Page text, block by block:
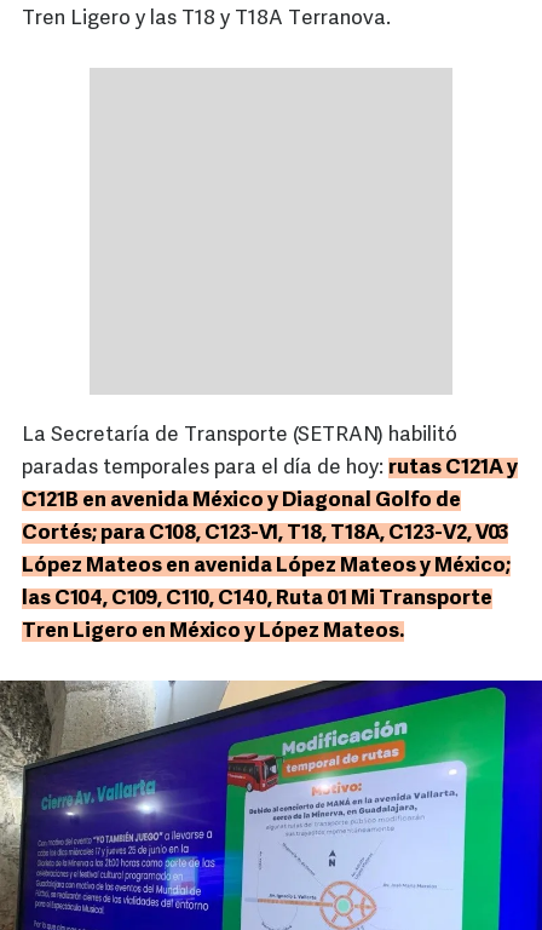
Tren Ligero y las T18 y T18A Terranova.
La Secretaría de Transporte (SETRAN) habilitó
paradas temporales para el día de hoy: rutas C121A y
C121B en avenida México y Diagonal Golfo de
Cortés; para C108, C123-V1, T18, T18A, C123-V2, V03
López Mateos en avenida López Mateos y México;
las C104, C109, C110, C140, Ruta 01 Mi Transporte
Tren Ligero en México y López Mateos.